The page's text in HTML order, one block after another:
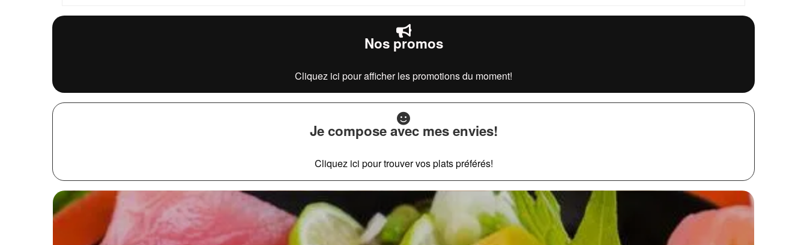
Nos promos
Cliquez ici pour afficher les promotions du moment!
Je compose avec mes envies!
Cliquez ici pour trouver vos plats préférés!